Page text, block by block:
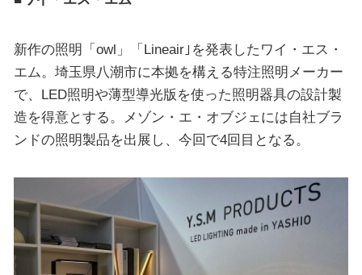
新作の照明「owl」「Lineair｣を発表したワイ・エス・
エム。埼玉県八潮市に本拠を構える特注照明メーカー
で、LED照明や薄型導光版を使った照明器具の設計製
造を得意とする。メゾン・エ・オブジェには自社ブラ
ンドの照明製品を出展し、今回で4回目となる。